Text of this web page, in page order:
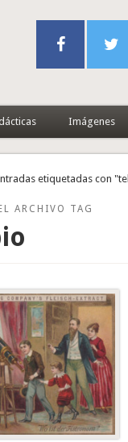
Imágenes
etiquetadas con
ARCHIVO TAG